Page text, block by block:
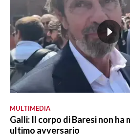
MULTIMEDIA
Galli: Il corpo di Baresi non ha
ultimo avversario